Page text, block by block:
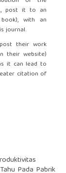
post it to an
with an
journal.
their work
their website)
it can lead to
citation of
Pada Pabrik